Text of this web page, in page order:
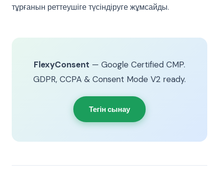
тұрғанын реттеушіге түсіндіруге жұмсайды.
FlexyConsent — Google Certified CMP.
GDPR, CCPA & Consent Mode V2 ready.
Тегін сынау